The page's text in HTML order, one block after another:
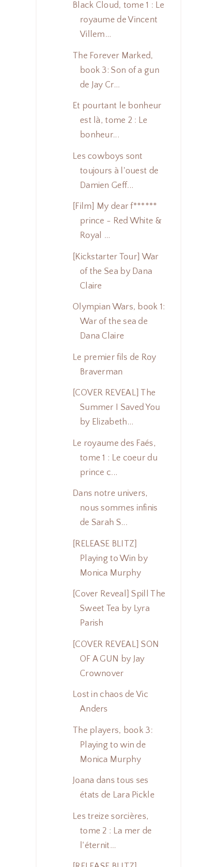
Black Cloud, tome 1 : Le
royaume de Vincent
Villem...
The Forever Marked,
book 3: Son of a gun
de Jay Cr...
Et pourtant le bonheur
est là, tome 2 : Le
bonheur...
Les cowboys sont
toujours à l'ouest de
Damien Geff...
[Film] My dear f******
prince - Red White &
Royal ...
[Kickstarter Tour] War
of the Sea by Dana
Claire
Olympian Wars, book 1:
War of the sea de
Dana Claire
Le premier fils de Roy
Braverman
[COVER REVEAL] The
Summer I Saved You
by Elizabeth...
Le royaume des Faés,
tome 1 : Le coeur du
prince c...
Dans notre univers,
nous sommes infinis
de Sarah S...
[RELEASE BLITZ]
Playing to Win by
Monica Murphy
[Cover Reveal] Spill The
Sweet Tea by Lyra
Parish
[COVER REVEAL] SON
OF A GUN by Jay
Crownover
Lost in chaos de Vic
Anders
The players, book 3:
Playing to win de
Monica Murphy
Joana dans tous ses
états de Lara Pickle
Les treize sorcières,
tome 2 : La mer de
l'éternit...